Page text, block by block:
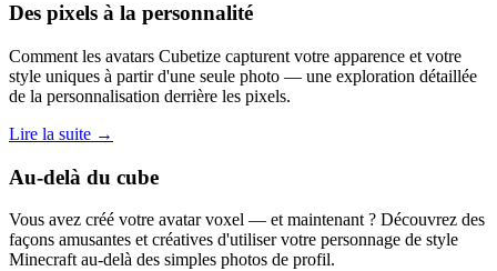
Des pixels à la personnalité
Comment les avatars Cubetize capturent votre apparence et votre
style uniques à partir d'une seule photo — une exploration détaillée
de la personnalisation derrière les pixels.
Lire la suite →
Au-delà du cube
Vous avez créé votre avatar voxel — et maintenant ? Découvrez des
façons amusantes et créatives d'utiliser votre personnage de style
Minecraft au-delà des simples photos de profil.